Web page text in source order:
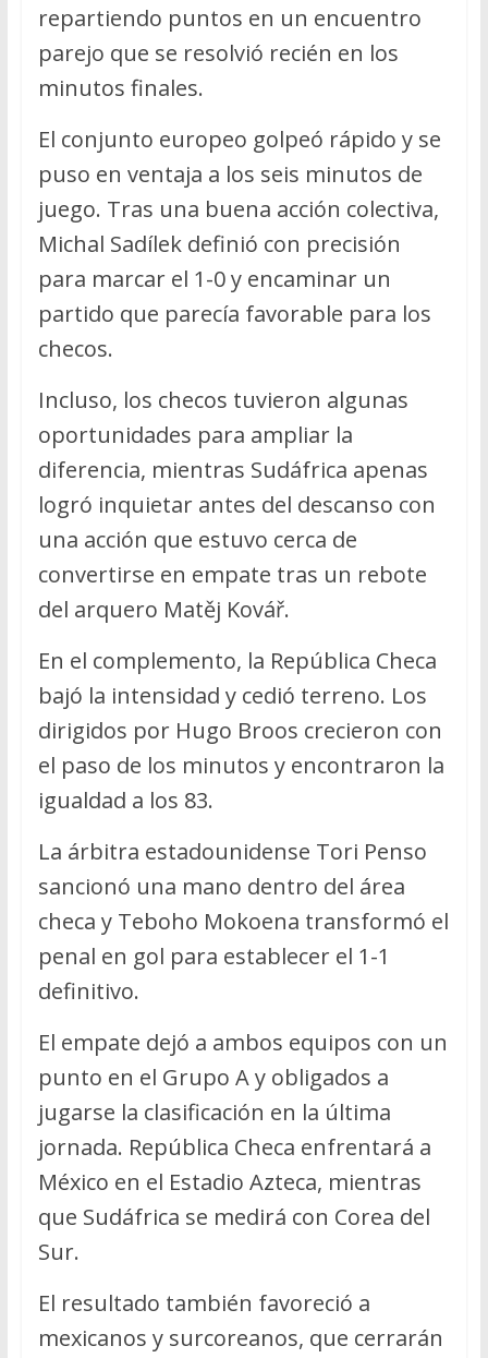
repartiendo puntos en un encuentro
parejo que se resolvió recién en los
minutos finales.
El conjunto europeo golpeó rápido y se
puso en ventaja a los seis minutos de
juego. Tras una buena acción colectiva,
Michal Sadílek definió con precisión
para marcar el 1-0 y encaminar un
partido que parecía favorable para los
checos.
Incluso, los checos tuvieron algunas
oportunidades para ampliar la
diferencia, mientras Sudáfrica apenas
logró inquietar antes del descanso con
una acción que estuvo cerca de
convertirse en empate tras un rebote
del arquero Matěj Kovář.
En el complemento, la República Checa
bajó la intensidad y cedió terreno. Los
dirigidos por Hugo Broos crecieron con
el paso de los minutos y encontraron la
igualdad a los 83.
La árbitra estadounidense Tori Penso
sancionó una mano dentro del área
checa y Teboho Mokoena transformó el
penal en gol para establecer el 1-1
definitivo.
El empate dejó a ambos equipos con un
punto en el Grupo A y obligados a
jugarse la clasificación en la última
jornada. República Checa enfrentará a
México en el Estadio Azteca, mientras
que Sudáfrica se medirá con Corea del
Sur.
El resultado también favoreció a
mexicanos y surcoreanos, que cerrarán